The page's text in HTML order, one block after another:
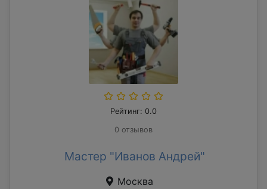
Рейтинг: 0.0
0 отзывов
Мастер "Иванов Андрей"
Москва